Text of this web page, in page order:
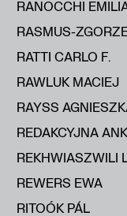
RANOCCHI
RASMUS-
RATTI CARLO F.
RAWLUK MACIEJ
RAYSS
REDAKCYJNA
REKHWIASZWILI
REWERS EWA
RITOÓK PÁL